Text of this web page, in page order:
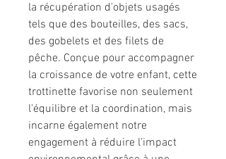
la récupération d'objets usagés
tels que des bouteilles, des sacs,
des gobelets et des filets de
pêche. Conçue pour accompagner
la croissance de votre enfant, cette
trottinette favorise non seulement
l'équilibre et la coordination, mais
incarne également notre
engagement à réduire l'impact